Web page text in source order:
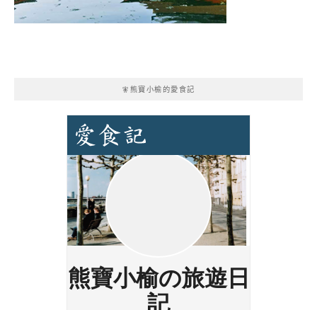
🧚熊寶小榆的愛食記